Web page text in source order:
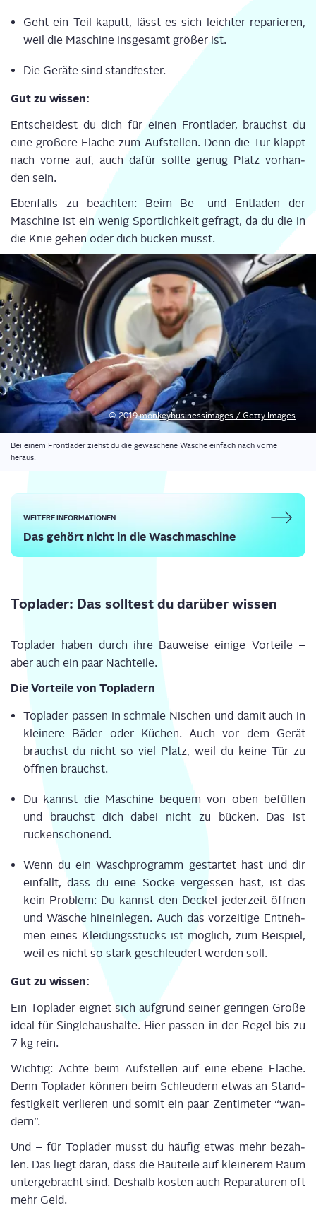
Geht ein Teil kaputt, lässt es sich leich­ter repa­rie­ren,
weil die Maschi­ne ins­ge­samt grö­ßer ist.
Die Gerä­te sind standfester.
Gut zu wissen:
Ent­schei­dest du dich für einen Front­la­der, brauchst du
eine grö­ße­re Flä­che zum Auf­stel­len. Denn die Tür klappt
nach vor­ne auf, auch dafür soll­te genug Platz vor­han­
den sein.
Eben­falls zu beach­ten: Beim Be- und Ent­la­den der
Maschi­ne ist ein wenig Sport­lich­keit gefragt, da du die in
die Knie gehen oder dich bücken musst.
© 2019mon­key­busi­nessimages / Get­ty Images
Bei einem Front­la­der ziehst du die gewa­sche­ne Wäsche ein­fach nach vor­ne
heraus.
WEI­TE­RE INFORMATIONEN
Das gehört nicht in die Waschmaschine
Top­la­der: Das soll­test du dar­über wissen
Top­la­der haben durch ihre Bau­wei­se eini­ge Vor­tei­le –
aber auch ein paar Nachteile.
Die Vor­tei­le von Topladern
Top­la­der pas­sen in schma­le Nischen und damit auch in
klei­ne­re Bäder oder Küchen. Auch vor dem Gerät
brauchst du nicht so viel Platz, weil du kei­ne Tür zu
öff­nen brauchst.
Du kannst die Maschi­ne bequem von oben befül­len
und brauchst dich dabei nicht zu bücken. Das ist
rückenschonend.
Wenn du ein Wasch­pro­gramm gestar­tet hast und dir
ein­fällt, dass du eine Socke ver­ges­sen hast, ist das
kein Pro­blem: Du kannst den Deckel jeder­zeit öff­nen
und Wäsche hin­ein­le­gen. Auch das vor­zei­ti­ge Ent­neh­
men eines Klei­dungs­stücks ist mög­lich, zum Bei­spiel,
weil es nicht so stark geschleu­dert wer­den soll.
Gut zu wissen:
Ein Top­la­der eig­net sich auf­grund sei­ner gerin­gen Grö­ße
ide­al für Sin­gle­haus­hal­te. Hier pas­sen in der Regel bis zu
7 kg rein.
Wich­tig: Ach­te beim Auf­stel­len auf eine ebe­ne Flä­che.
Denn Top­la­der kön­nen beim Schleu­dern etwas an Stand­
fes­tig­keit ver­lie­ren und somit ein paar Zen­ti­me­ter “wan­
dern”.
Und – für Top­la­der musst du häu­fig etwas mehr bezah­
len. Das liegt dar­an, dass die Bau­tei­le auf klei­ne­rem Raum
unter­ge­bracht sind. Des­halb kos­ten auch Repa­ra­tu­ren oft
mehr Geld.